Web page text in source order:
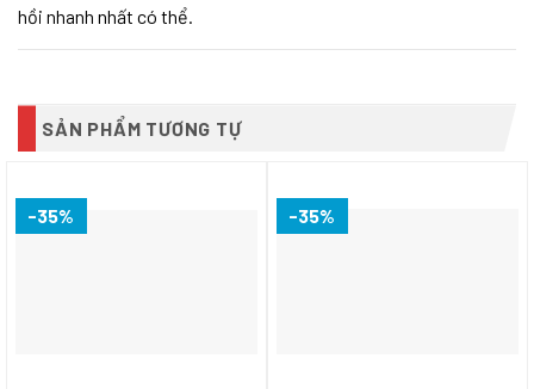
hồi nhanh nhất có thể.
SẢN PHẨM TƯƠNG TỰ
-35% -35%